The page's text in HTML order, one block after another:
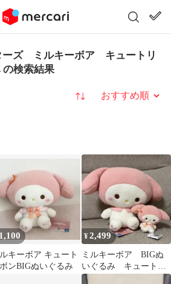
ーズ ミルキーボア キュートリ
検索結果
並び替え
1,100
キーボア キュート
ンBIGぬいぐるみ
¥2,499
ミルキーボア BIGぬ
いぐるみ キュートリ
ボンマスコット マイ